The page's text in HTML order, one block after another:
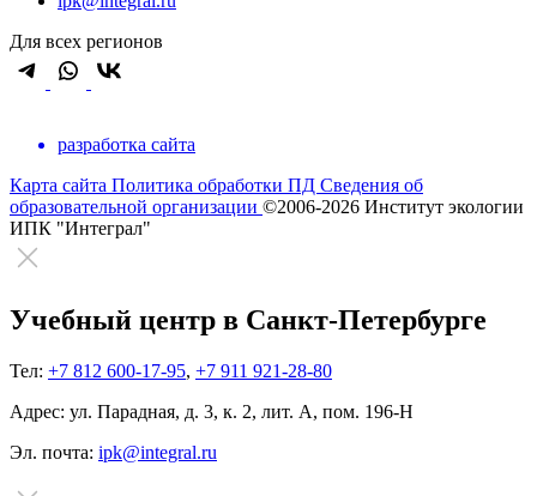
Для всех регионов
разработка сайта
Карта сайта Политика обработки ПД Сведения об
образовательной организации ©2006-2026 Институт экологии
ИПК "Интеграл"
Учебный центр в Санкт-Петербурге
Тел: +7 812 600-17-95, +7 911 921-28-80
Адрес: ул. Парадная, д. 3, к. 2, лит. А, пом. 196-Н
Эл. почта: ipk@integral.ru